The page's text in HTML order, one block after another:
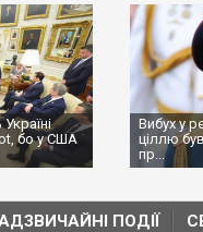
бо у США
Вибух у
ціллю
пр...
ПОДІЇ